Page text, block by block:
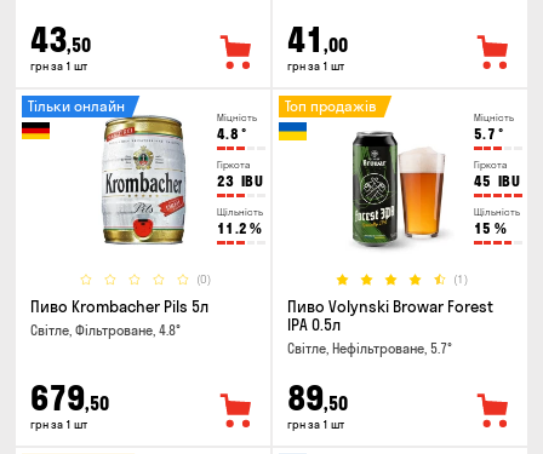
43,50
грн за 1 шт
41 ,00
грн за 1 шт
Міцність
4.8 °
Гіркота
23 IBU
Щільність
11.2 %
(0)
Тільки онлайн
Пиво Krombacher Pils 5л
Світле, Фільтроване, 4.8°
679,50
грн за 1 шт
Міцність
5.7 °
Гіркота
45 IBU
Щільність
15 %
(1)
Топ продажів
Пиво Volynski Browar Forest
IPA 0.5л
Світле, Нефільтроване, 5.7°
89,50
грн за 1 шт